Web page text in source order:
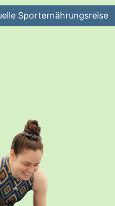
Sporternährungsreise